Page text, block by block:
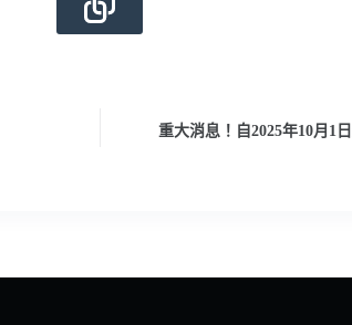
重大消息！自2025年10月1